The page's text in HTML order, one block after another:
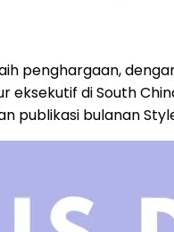
penghargaan,
di South
publikasi bulanan